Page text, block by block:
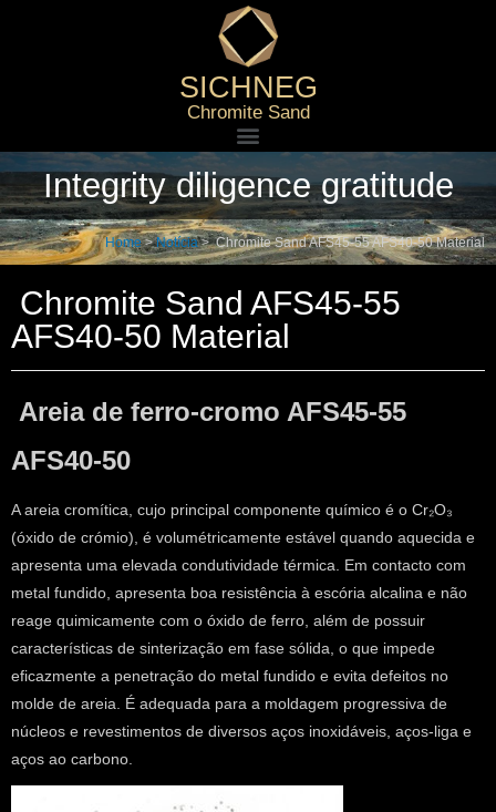
SICHNEG
Chromite Sand
Integrity diligence gratitude
Home>Notícia>Chromite Sand AFS45-55 AFS40-50 Material
Chromite Sand AFS45-55
AFS40-50 Material
Areia de ferro-cromo AFS45-55
AFS40-50
A areia cromítica, cujo principal componente químico é o Cr₂O₃
(óxido de crómio), é volumétricamente estável quando aquecida e
apresenta uma elevada condutividade térmica. Em contacto com
metal fundido, apresenta boa resistência à escória alcalina e não
reage quimicamente com o óxido de ferro, além de possuir
características de sinterização em fase sólida, o que impede
eficazmente a penetração do metal fundido e evita defeitos no
molde de areia. É adequada para a moldagem progressiva de
núcleos e revestimentos de diversos aços inoxidáveis, aços-liga e
aços ao carbono.